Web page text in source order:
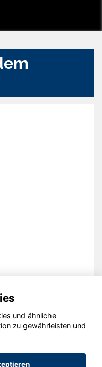
2020 - 2026
und ähnliche
zu gewährleisten und